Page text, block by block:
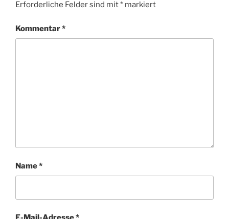
Erforderliche Felder sind mit* markiert
Kommentar*
Name*